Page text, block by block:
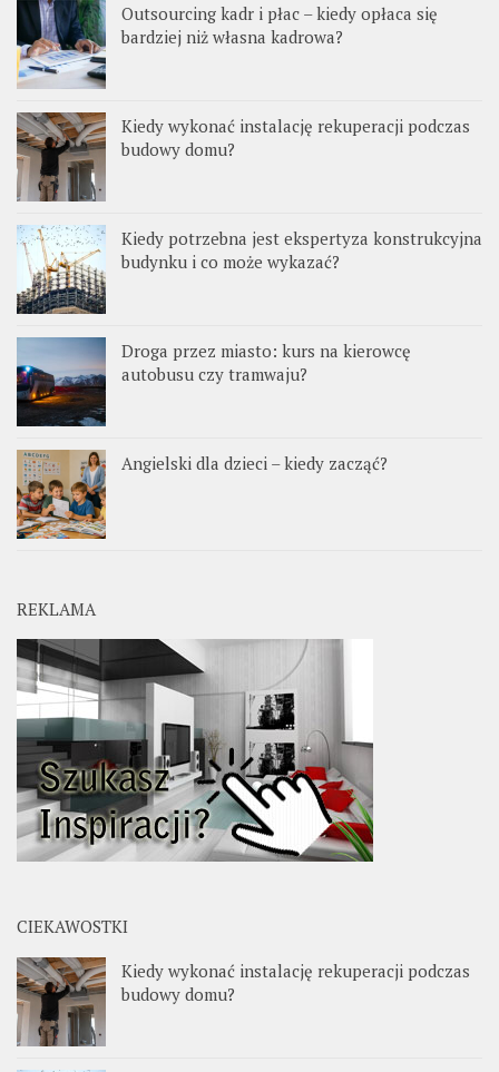
Outsourcing kadr i płac – kiedy opłaca się
bardziej niż własna kadrowa?
Kiedy wykonać instalację rekuperacji podczas
budowy domu?
Kiedy potrzebna jest ekspertyza konstrukcyjna
budynku i co może wykazać?
Droga przez miasto: kurs na kierowcę
autobusu czy tramwaju?
Angielski dla dzieci – kiedy zacząć?
REKLAMA
CIEKAWOSTKI
Kiedy wykonać instalację rekuperacji podczas
budowy domu?